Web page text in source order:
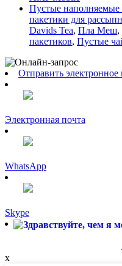
Пустые наполняемые
пакетики для
Davids Tea, Пла Меш,
пакетиков, Пустые
Отправить электронное
Электронная почта
WhatsApp
Skype
x